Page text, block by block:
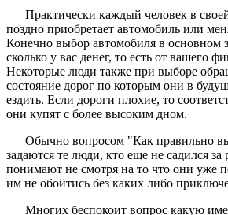
Практически каждый человек в
поздно приобретает автомобиль или
Конечно выбор автомобиля в основном
сколько у вас денег, то есть от вашего
Некоторые люди также при выборе
состояние дорог по которым они в
ездить. Если дороги плохие, то
они купят с более высоким дном.
Обычно вопросом "Как правильно
задаются те люди, кто еще не садился
понимают не смотря на то что они уже
им не обойтись без каких либо
Многих беспокоит вопрос какую